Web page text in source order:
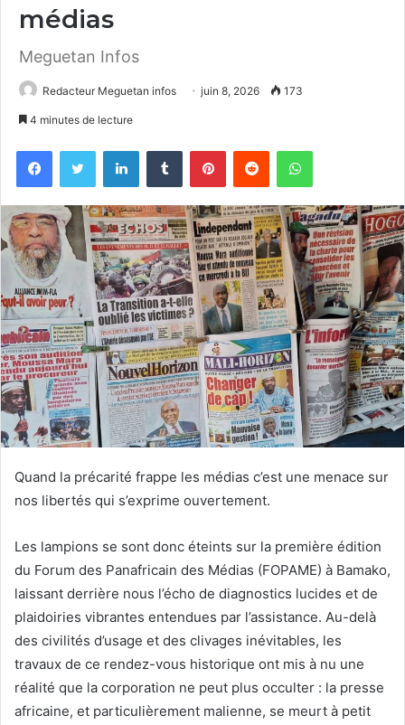
médias
Meguetan Infos
Redacteur Meguetan infos juin 8, 2026 173
4 minutes de lecture
Quand la précarité frappe les médias c’est une menace sur
nos libertés qui s’exprime ouvertement.
Les lampions se sont donc éteints sur la première édition
du Forum des Panafricain des Médias (FOPAME) à Bamako,
laissant derrière nous l’écho de diagnostics lucides et de
plaidoiries vibrantes entendues par l’assistance. Au-delà
des civilités d’usage et des clivages inévitables, les
travaux de ce rendez-vous historique ont mis à nu une
réalité que la corporation ne peut plus occulter : la presse
africaine, et particulièrement malienne, se meurt à petit